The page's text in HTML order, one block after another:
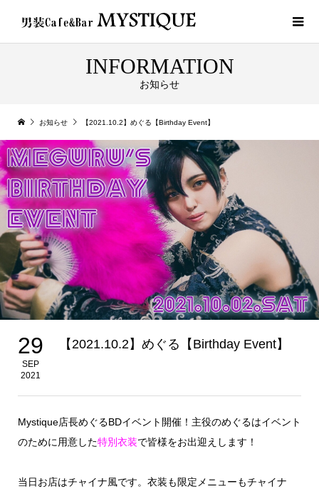
INFORMATION
お知らせ
お知らせ 【2021.10.2】めぐる【Birthday Event】
29
SEP
2021
【2021.10.2】めぐる【Birthday Event】
Mystique店長めぐるBDイベント開催！主役のめぐるはイベント
のために用意した特別衣装で皆様をお出迎えします！
当日お店はチャイナ風です。衣装も限定メニューもチャイナ